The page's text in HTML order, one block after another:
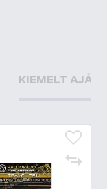
KIEMELT